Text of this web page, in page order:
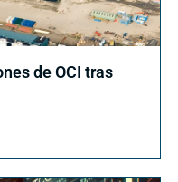
de OCI tras